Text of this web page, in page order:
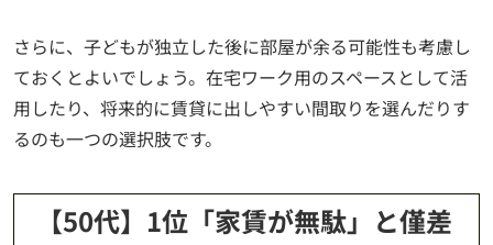
さらに、子どもが独立した後に部屋が余る可能性も考慮し
ておくとよいでしょう。在宅ワーク用のスペースとして活
用したり、将来的に賃貸に出しやすい間取りを選んだりす
るのも一つの選択肢です。
【50代】1位「家賃が無駄」と僅差